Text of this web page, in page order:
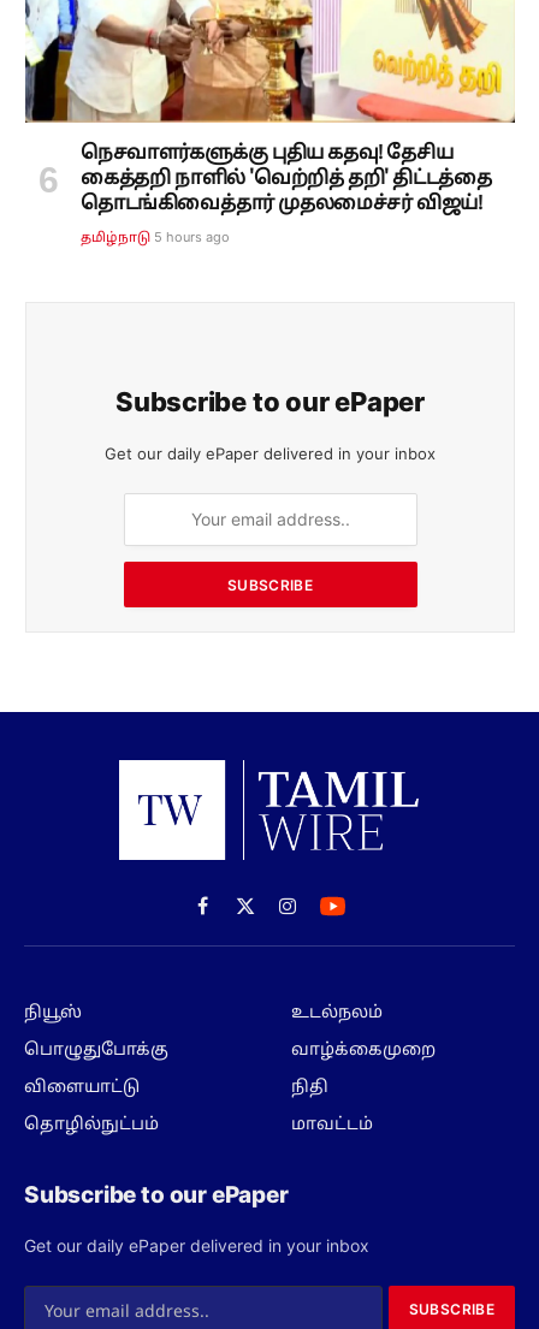
நெசவாளர்களுக்கு புதிய கதவு! தேசிய
கைத்தறி நாளில் 'வெற்றித் தறி' திட்டத்தை
தொடங்கிவைத்தார் முதலமைச்சர் விஜய்!
தமிழ்நாடு 5 hours ago
Subscribe to our ePaper
Get our daily ePaper delivered in your inbox
SUBSCRIBE
Facebook
X
(Twitter)
Instagram
நியூஸ்
பொழுதுபோக்கு
விளையாட்டு
தொழில்நுட்பம்
உடல்நலம்
வாழ்க்கைமுறை
நிதி
மாவட்டம்
Subscribe to our ePaper
Get our daily ePaper delivered in your inbox
SUBSCRIBE